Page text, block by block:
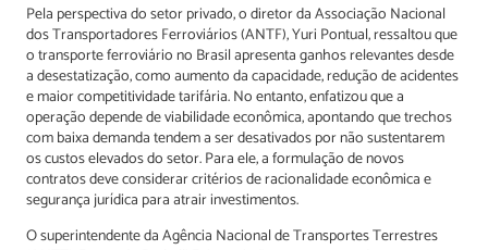
Pela perspectiva do setor privado, o diretor da Associação Nacional
dos Transportadores Ferroviários (ANTF), Yuri Pontual, ressaltou que
o transporte ferroviário no Brasil apresenta ganhos relevantes desde
a desestatização, como aumento da capacidade, redução de acidentes
e maior competitividade tarifária. No entanto, enfatizou que a
operação depende de viabilidade econômica, apontando que trechos
com baixa demanda tendem a ser desativados por não sustentarem
os custos elevados do setor. Para ele, a formulação de novos
contratos deve considerar critérios de racionalidade econômica e
segurança jurídica para atrair investimentos.
O superintendente da Agência Nacional de Transportes Terrestres